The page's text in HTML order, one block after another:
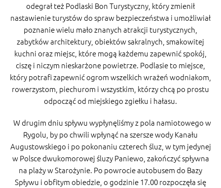
odegrał też Podlaski Bon Turystyczny, który zmienił
nastawienie turystów do spraw bezpieczeństwa i umożliwiał
poznanie wielu mało znanych atrakcji turystycznych,
zabytków architektury, obiektów sakralnych, smakowitej
kuchni oraz miejsc, które mogą każdemu zapewnić spokój,
ciszę i niczym nieskarżone powietrze. Podlasie to miejsce,
który potrafi zapewnić ogrom wszelkich wrażeń wodniakom,
rowerzystom, piechurom i wszystkim, którzy chcą po prostu
odpocząć od miejskiego zgiełku i hałasu.
W drugim dniu spływu wypłynęliśmy z pola namiotowego w
Rygolu, by po chwili wpłynąć na szersze wody Kanału
Augustowskiego i po pokonaniu czterech śluz, w tym jedynej
w Polsce dwukomorowej śluzy Paniewo, zakończyć spływna
na plaży w Starożynie. Po powrocie autobusem do Bazy
Spływu i obfitym obiedzie, o godzinie 17.00 rozpoczęła się